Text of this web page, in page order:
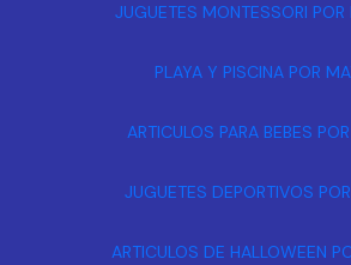
JUGUETES MONTESSORI POR
PLAYA Y PISCINA POR
ARTICULOS PARA BEBES
JUGUETES DEPORTIVOS
ARTICULOS DE HALLOWEEN